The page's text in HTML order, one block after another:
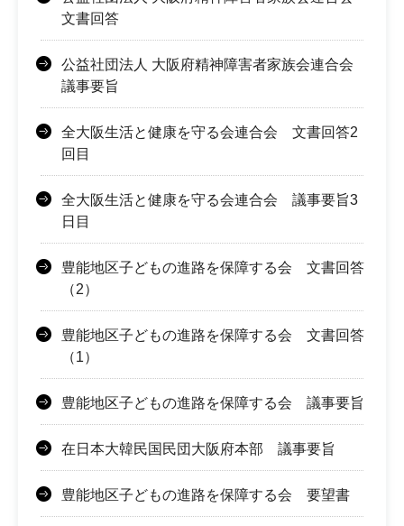
文書回答
公益社団法人 大阪府精神障害者家族会連合会
議事要旨
全大阪生活と健康を守る会連合会 文書回答2
回目
全大阪生活と健康を守る会連合会 議事要旨3
日目
豊能地区子どもの進路を保障する会 文書回答
（2）
豊能地区子どもの進路を保障する会 文書回答
（1）
豊能地区子どもの進路を保障する会 議事要旨
在日本大韓民国民団大阪府本部 議事要旨
豊能地区子どもの進路を保障する会 要望書